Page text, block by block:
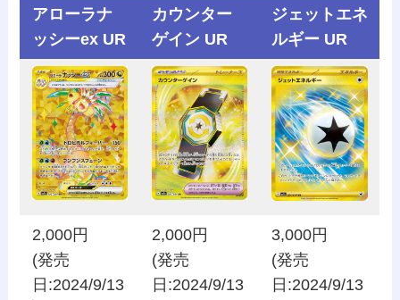
アローラナ
ッシーex UR
カウンター
ゲイン UR
ジェットエネ
ルギー UR
2,000円
(発売
日:2024/9/13
2,000円
(発売
日:2024/9/13
3,000円
(発売
日:2024/9/13